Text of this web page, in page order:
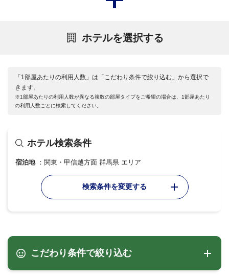
ホテルを選択する
「1部屋あたりの利用人数」は「こだわり条件で絞り込む」から選択で
きます。
※1部屋あたりの利用人数が異なる複数の部屋タイプをご希望の場合は、1部屋あたり
の利用人数ごとに検索してください。
ホテル検索条件
宿泊地 関東・甲信越方面 群馬県 エリア
検索条件を変更する
こだわり条件で絞り込む